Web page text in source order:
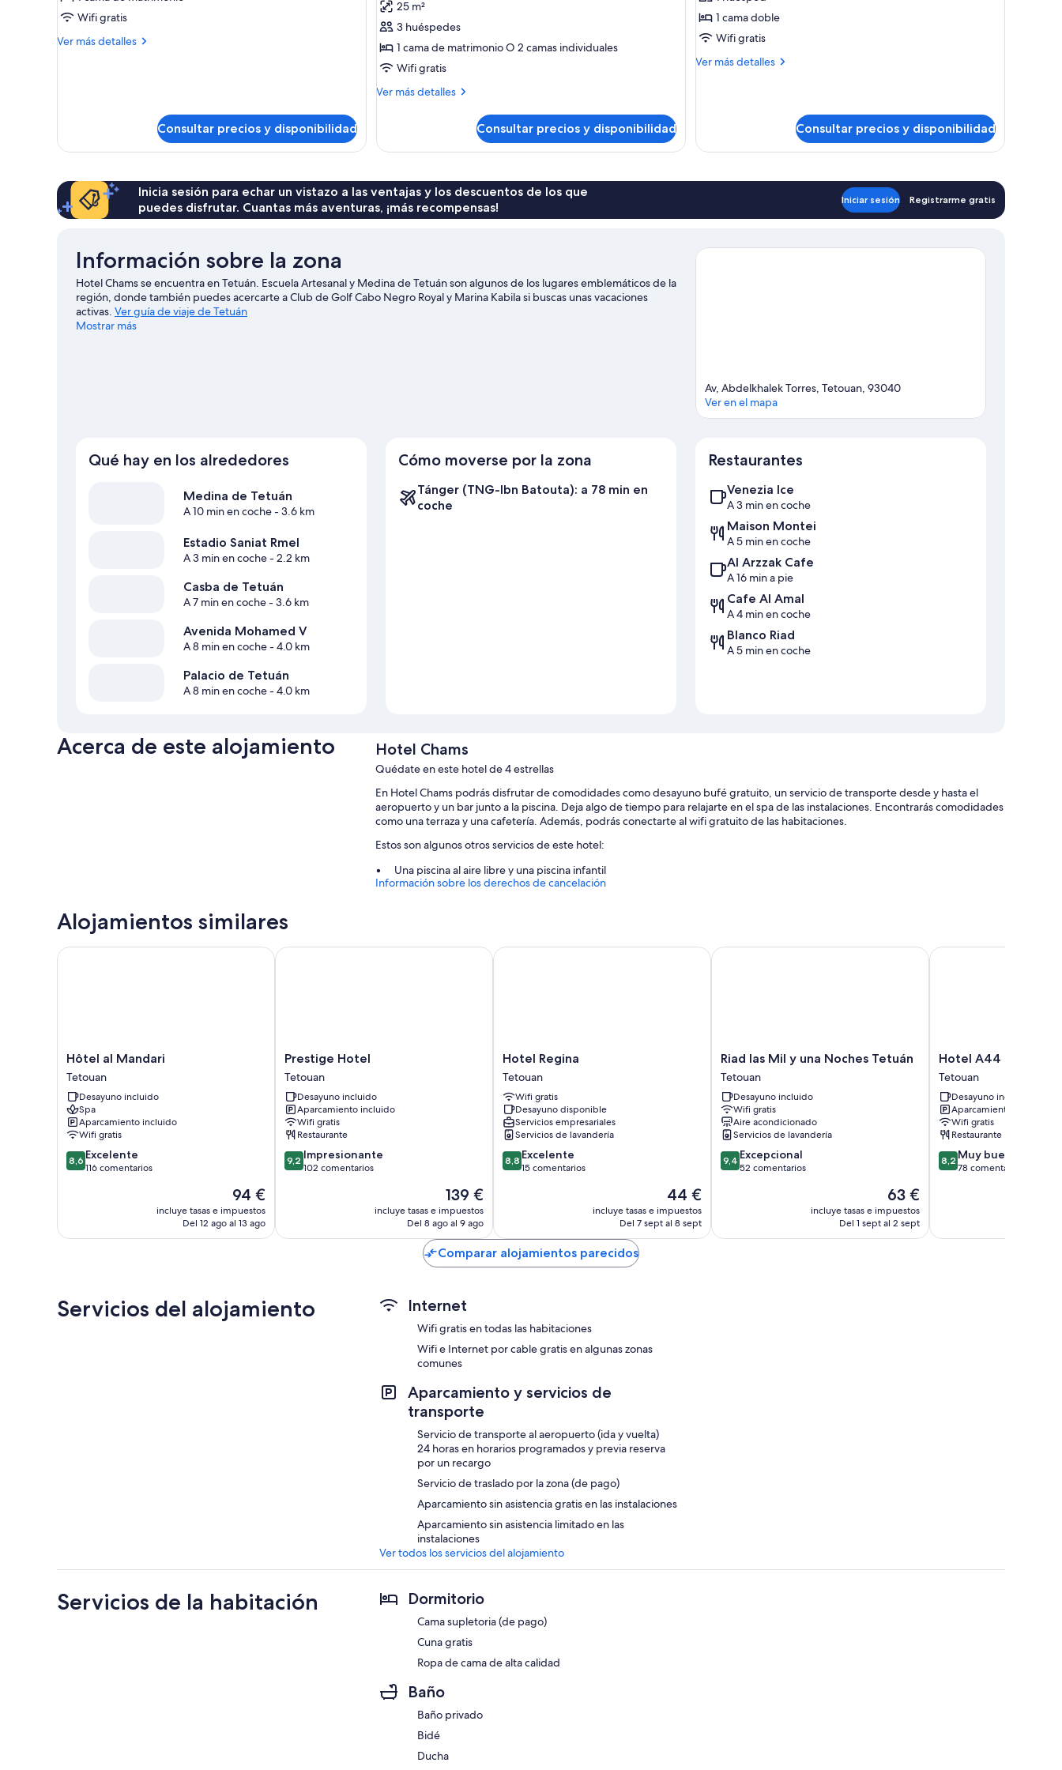
SuiteWifi gratis
Ver más detalles
Más
Consultar precios y disponibilidad
Habitación
doble
25 m²
3 huéspedes
1 cama de matrimonio O 2 camas individuales
Wifi gratis
Ver más detalles
Más
doble
Consultar precios y disponibilidad
Habitación
individual
1 cama doble
Wifi gratis
Ver más detalles
Más
Consultar precios y disponibilidad
Inicia sesión para echar un vistazo a las ventajas y los descuentos de los que
puedes disfrutar. Cuantas más aventuras, ¡más recompensas!
Iniciar sesión Registrarme gratis
Información sobre la zona
Hotel Chams se encuentra en Tetuán. Escuela Artesanal y Medina de Tetuán son algunos de los lugares emblemáticos de la
región, donde también puedes acercarte a Club de Golf Cabo Negro Royal y Marina Kabila si buscas unas vacaciones
activas. Ver guía de viaje de Tetuán
Mostrar más
Av, Abdelkhalek Torres, Tetouan, 93040
Ver en el mapa
Qué hay en los alrededores
Medina de Tetuán
A 10 min en coche- 3.6 km
Estadio Saniat Rmel
A 3 min en coche- 2.2 km
Casba de Tetuán
A 7 min en coche- 3.6 km
Avenida Mohamed V
A 8 min en coche- 4.0 km
Palacio de Tetuán
A 8 min en coche- 4.0 km
Cómo moverse por la zona
Tánger (TNG-Ibn Batouta): a 78 min en
coche
Restaurantes
Venezia Ice
A 3 min en coche
Maison Montei
A 5 min en coche
Al Arzzak Cafe
A 16 min a pie
Cafe Al Amal
A 4 min en coche
Blanco Riad
A 5 min en coche
Acerca de este alojamiento Hotel Chams
Quédate en este hotel de 4 estrellas
En Hotel Chams podrás disfrutar de comodidades como desayuno bufé gratuito, un servicio de transporte desde y hasta el
aeropuerto y un bar junto a la piscina. Deja algo de tiempo para relajarte en el spa de las instalaciones. Encontrarás comodidades
como una terraza y una cafetería. Además, podrás conectarte al wifi gratuito de las habitaciones.
Estos son algunos otros servicios de este hotel:
Una piscina al aire libre y una piscina infantil
Aparcamiento gratis
Un servicio de recepción las 24 horas, periódicos gratuitos en el vestíbulo y servicios de conserjería
Camas supletorias (de pago) y cunas gratuitas
Baños con duchas y bidés
Televisiones de pantalla plana con canales premium
Zonas de estar independientes, servicio de limpieza diario y teléfonos
Información sobre los derechos de cancelación
Alojamientos similares
Hôtel
al
Mandari
Tetouan
Hôtel al Mandari
Tetouan
Desayuno incluido
Spa
Aparcamiento incluido
Wifi gratis
8.6
sobre
8,6 Excelente
116 comentarios
El
precio
actual
94 €
incluye tasas e impuestos
Del 12 ago al 13 ago
Hôtel al Mandari
Prestige
Hotel
Tetouan
Prestige Hotel
Tetouan
Desayuno incluido
Aparcamiento incluido
Wifi gratis
Restaurante
9.2
sobre
9,2 Impresionante
102 comentarios
El
precio
actual
de
139 €
139 €
incluye tasas e impuestos
Del 8 ago al 9 ago
Prestige Hotel
Hotel
Regina
Tetouan
Hotel Regina
Tetouan
Wifi gratis
Desayuno disponible
Servicios empresariales
Servicios de lavandería
8.8
sobre
8,8 Excelente
15 comentarios
El
precio
actual
44 €
incluye tasas e impuestos
Del 7 sept al 8 sept
Hotel Regina
Riad
las
Mil
y
una
Noches
Tetuán
Tetouan
Riad las Mil y una Noches Tetuán
Tetouan
Desayuno incluido
Wifi gratis
Aire acondicionado
Servicios de lavandería
9.4
sobre
9,4 Excepcional
52 comentarios
El
precio
actual
63 €
incluye tasas e impuestos
Del 1 sept al 2 sept
Riad las Mil y una Noches Tetuán
Hotel
A44
Tetouan
Hotel A44
Tetouan
Desayuno incluido
Aparcamiento incluido
Wifi gratis
Restaurante
8.2
sobre
8,2 Muy bueno
78 comentarios
Hotel A44
Comparar alojamientos parecidos
Servicios del alojamiento Internet
Wifi gratis en todas las habitaciones
Wifi e Internet por cable gratis en algunas zonas
comunes
Aparcamiento y servicios de
transporte
Servicio de transporte al aeropuerto (ida y vuelta)
24 horas en horarios programados y previa reserva
por un recargo
Servicio de traslado por la zona (de pago)
Aparcamiento sin asistencia gratis en las instalaciones
Aparcamiento sin asistencia limitado en las
instalaciones
Ver todos los servicios del alojamiento
Servicios de la habitación Dormitorio
Cama supletoria (de pago)
Cuna gratis
Ropa de cama de alta calidad
Baño
Baño privado
Bidé
Ducha